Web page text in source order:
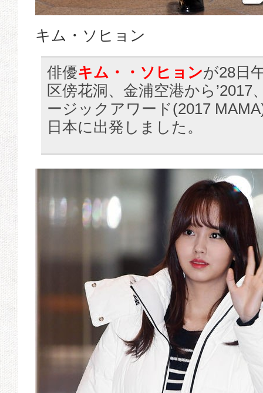
キム・ソヒョン
俳優キム・・ソヒョンが28日
区傍花洞、金浦空港から’2017
ージックアワード(2017
日本に出発しました。